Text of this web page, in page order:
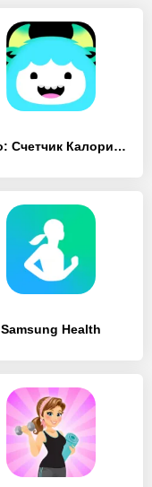
Yazio: Счетчик Калорий и Диета
Samsung Health